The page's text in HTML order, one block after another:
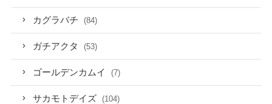
カグラバチ (84)
ガチアクタ (53)
ゴールデンカムイ (7)
サカモトデイズ (104)